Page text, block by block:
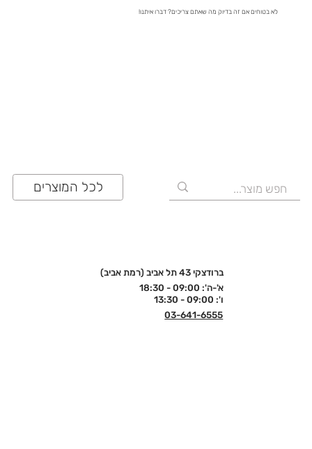
לא בטוחים אם זה בדיוק מה שאתם צריכים? דברו איתנו!
לכל המוצרים
ברודצקי 43 תל אביב (רמת אביב)
א'-ה': 09:00 - 18:30
ו': 09:00 - 13:30
03-641-6555